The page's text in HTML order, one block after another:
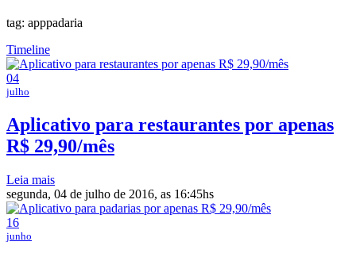
tag: apppadaria
Timeline
04
julho
Aplicativo para restaurantes por apenas
R$ 29,90/mês
Leia mais
segunda, 04 de julho de 2016, as 16:45hs
16
junho